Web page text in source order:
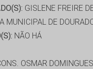
GISLENE FREIRE
MUNICIPAL DE
NÃO HÁ
OSMAR